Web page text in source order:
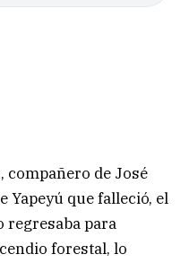
compañero de José
Yapeyú que falleció, el
regresaba para
forestal, lo